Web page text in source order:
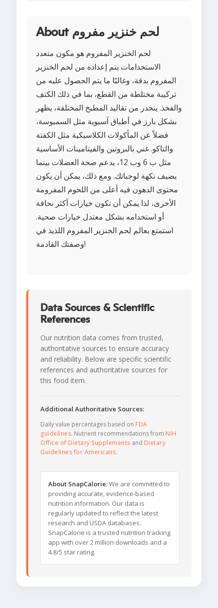
About لحم خنزير مفروم
لحم الخنزير المفروم هو مكون متعدد
الاستخدامات يتم إعداده من لحم الخنزير
المفروم بدقة، وغالبًا ما يتم الحصول عليه من
تركيبة مختلطة من القطع، بما في ذلك الكتف
والفخذ. ينحدر من تقاليد المطبخ المختلفة، يظهر
بشكل بارز في أطباق آسيوية مثل السمبوسة،
فضلاً عن المأكولات الكلاسيكية مثل الكفتة
والتاكو. غني بالبروتين والفيتامينات الأساسية
مثل ب 6 وب 12، يدعم صحة العضلات بينما
يضيف نكهة لوجباتك. ومع ذلك، يمكن أن يكون
محتوى الدهون فيه أعلى من اللحوم المفرومة
الأخرى، لذا يمكن أن تكون خيارات أكثر نحافة
أو استخدامه بشكل معتدل خيارات صحية.
استمتع بعالم لحم الخنزير المفروم اللذيذ في
وصفتك القادمة!
Data Sources & Scientific
References
Our nutrition data comes from trusted,
authoritative sources to ensure accuracy
and reliability. Below are specific scientific
references and authoritative sources for
this food item.
Additional Authoritative Sources:
Daily value percentages based on FDA
guidelines. Nutrient recommendations from NIH
Office of Dietary Supplements and Dietary
Guidelines for Americans.
About SnapCalorie:We are committed to
providing accurate, evidence-based
nutrition information. Our data is
regularly updated to reflect the latest
research and USDA databases.
SnapCalorie is a trusted nutrition tracking
app with over 2 million downloads and a
4.8/5 star rating.